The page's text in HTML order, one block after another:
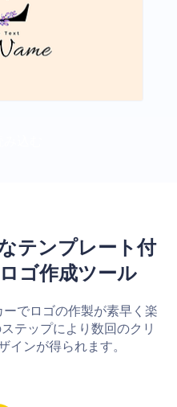
テンプレート付
ゴ作成ツール
でロゴの作製が素早く楽
テップにより数回のクリ
インが得られます。